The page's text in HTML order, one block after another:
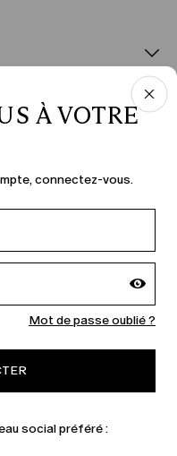
À VOTRE
connectez-vous.
Mot de passe oublié ?
social préféré :